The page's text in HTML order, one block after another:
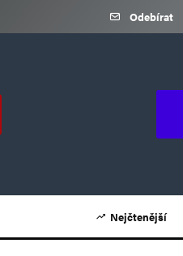
Odebírat
Nejčtenější